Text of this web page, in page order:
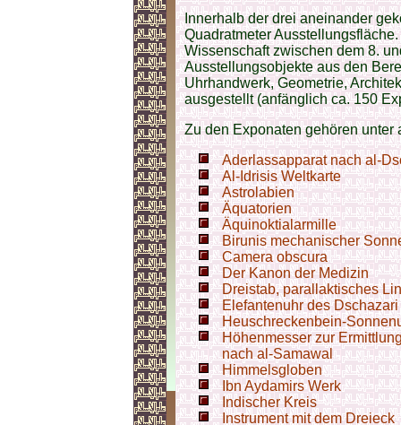
Innerhalb der drei aneinander
Quadratmeter
Wissenschaft zwischen dem 8.
Ausstellungsobjekte aus den
Uhrhandwerk, Geometrie,
ausgestellt (anfänglich ca. 150
Zu den Exponaten gehören unter
Aderlassapparat nach al-
Al-Idrisis Weltkarte
Astrolabien
Äquatorien
Äquinoktialarmille
Birunis mechanischer
Camera obscura
Der Kanon der Medizin
Dreistab, parallaktisches
Elefantenuhr des Dschazari
Heuschreckenbein-
Höhenmesser zur
nach al-Samawal
Himmelsgloben
Ibn Aydamirs Werk
Indischer Kreis
Instrument mit dem Dreieck